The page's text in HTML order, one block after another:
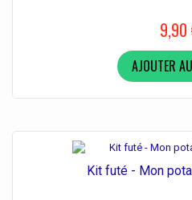
9,90
AJOUTER
Kit futé - Mon